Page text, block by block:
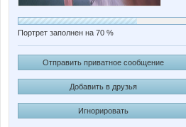
Портрет заполнен на 70 %
Отправить приватное сообщение
Добавить в друзья
Игнорировать